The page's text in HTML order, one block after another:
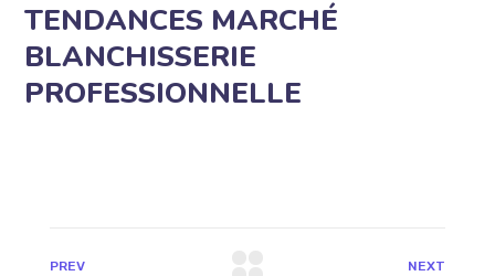
TENDANCES MARCHÉ
BLANCHISSERIE
PROFESSIONNELLE
PREV NEXT